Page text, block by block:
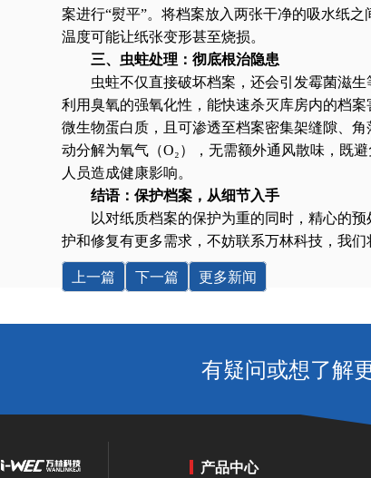
案进行“熨平”。将档案放入两张干净的吸水纸
温度可能让纸张变形甚至烧损。
三、虫蛀处理：彻底根治隐患
虫蛀不仅直接破坏档案，还会引发霉菌滋
利用臭氧的强氧化性，能快速杀灭库房内的档
微生物蛋白质，且可渗透至档案密集架缝隙、角
动分解为氧气（O₂），无需额外通风散味，既
人员造成健康影响。
结语：保护档案，从细节入手
以对纸质档案的保护为重的同时，精心的
护和修复有更多需求，不妨联系万林科技，我们
上一篇 下一篇 更多新闻
有疑问或想了解
产品中心